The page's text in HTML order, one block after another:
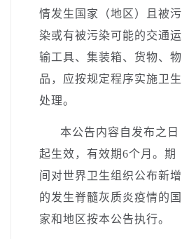
情发生国家（地区）且被污
染或有被污染可能的交通运
输工具、集装箱、货物、物
品，应按规定程序实施卫生
处理。
本公告内容自 发布之 日
起生效，有效期6个月。 期
间对世界卫生组织公布新增
的发生脊髓灰质炎疫情的国
家和地区按本公告执行。